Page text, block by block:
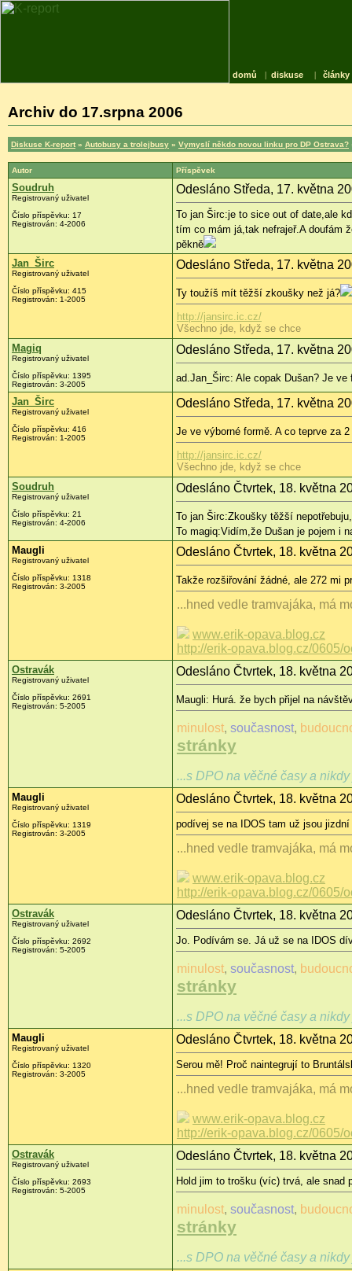
domů | diskuse | články
Archiv do 17.srpna 2006
Diskuse K-report » Autobusy a trolejbusy » Vymyslí někdo novou linku pro DP Ostrava?
Autor Příspěvek
Soudruh
Registrovaný uživatel
Číslo příspěvku: 17
Registrován: 4-2006
Odesláno Středa, 17. května
To jan Širc:je to sice out of date,ale
tím co mám já,tak nefrajeř.A doufám
pěkně
Jan_Širc
Registrovaný uživatel
Číslo příspěvku: 415
Registrován: 1-2005
Odesláno Středa, 17. května
Ty toužíš mít těžší zkoušky než já?
http://jansirc.ic.cz/
Všechno jde, když se chce
Magiq
Registrovaný uživatel
Číslo příspěvku: 1395
Registrován: 3-2005
Odesláno Středa, 17. května
ad.Jan_Širc: Ale copak Dušan? Je ve
Jan_Širc
Registrovaný uživatel
Číslo příspěvku: 416
Registrován: 1-2005
Odesláno Středa, 17. května
Je ve výborné formě. A co teprve za
http://jansirc.ic.cz/
Všechno jde, když se chce
Soudruh
Registrovaný uživatel
Číslo příspěvku: 21
Registrován: 4-2006
Odesláno Čtvrtek, 18. května
To jan Širc:Zkoušky těžší
To magiq:Vidím,že Dušan je pojem i
Maugli
Registrovaný uživatel
Číslo příspěvku: 1318
Registrován: 3-2005
Odesláno Čtvrtek, 18. května
Takže rozšiřování žádné, ale 272 mi
...hned vedle tramvajáka, má
www.erik-opava.blog.cz
http://erik-opava.blog.cz/0605/
Ostravák
Registrovaný uživatel
Číslo příspěvku: 2691
Registrován: 5-2005
Odesláno Čtvrtek, 18. května
Maugli: Hurá. že bych přijel na
minulost, současnost,
stránky
...s DPO na věčné časy a
Maugli
Registrovaný uživatel
Číslo příspěvku: 1319
Registrován: 3-2005
Odesláno Čtvrtek, 18. května
podívej se na IDOS tam už jsou jizdní
...hned vedle tramvajáka, má
www.erik-opava.blog.cz
http://erik-opava.blog.cz/0605/
Ostravák
Registrovaný uživatel
Číslo příspěvku: 2692
Registrován: 5-2005
Odesláno Čtvrtek, 18. května
Jo. Podívám se. Já už se na IDOS
minulost, současnost,
stránky
...s DPO na věčné časy a
Maugli
Registrovaný uživatel
Číslo příspěvku: 1320
Registrován: 3-2005
Odesláno Čtvrtek, 18. května
Serou mě! Proč naintegrují to
...hned vedle tramvajáka, má
www.erik-opava.blog.cz
http://erik-opava.blog.cz/0605/
Ostravák
Registrovaný uživatel
Číslo příspěvku: 2693
Registrován: 5-2005
Odesláno Čtvrtek, 18. května
Hold jim to trošku (víc) trvá, ale snad
minulost, současnost,
stránky
...s DPO na věčné časy a